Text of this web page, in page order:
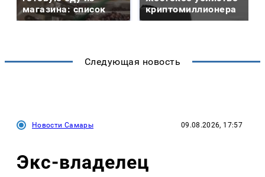
магазина: список
криптомиллионера
Следующая новость
Новости Самары 09.08.2026, 17:57
Экс-владелец